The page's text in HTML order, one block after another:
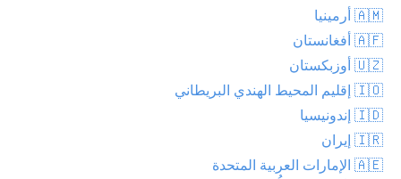
🇦🇲 أرمينيا
🇦🇫 أفغانستان
🇺🇿 أوزبكستان
🇮🇴 إقليم المحيط الهندي البريطاني
🇮🇩 إندونيسيا
🇮🇷 إيران
🇦🇪 الإمارات العربية المتحدة